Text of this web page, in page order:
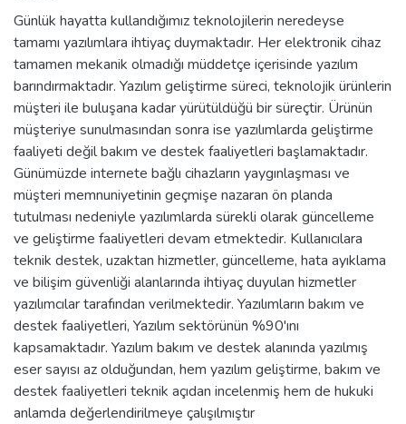
Günlük hayatta kullandığımız teknolojilerin neredeyse
tamamı yazılımlara ihtiyaç duymaktadır. Her elektronik cihaz
tamamen mekanik olmadığı müddetçe içerisinde yazılım
barındırmaktadır. Yazılım geliştirme süreci, teknolojik ürünlerin
müşteri ile buluşana kadar yürütüldüğü bir süreçtir. Ürünün
müşteriye sunulmasından sonra ise yazılımlarda geliştirme
faaliyeti değil bakım ve destek faaliyetleri başlamaktadır.
Günümüzde internete bağlı cihazların yaygınlaşması ve
müşteri memnuniyetinin geçmişe nazaran ön planda
tutulması nedeniyle yazılımlarda sürekli olarak güncelleme
ve geliştirme faaliyetleri devam etmektedir. Kullanıcılara
teknik destek, uzaktan hizmetler, güncelleme, hata ayıklama
ve bilişim güvenliği alanlarında ihtiyaç duyulan hizmetler
yazılımcılar tarafından verilmektedir. Yazılımların bakım ve
destek faaliyetleri, Yazılım sektörünün %90'ını
kapsamaktadır. Yazılım bakım ve destek alanında yazılmış
eser sayısı az olduğundan, hem yazılım geliştirme, bakım ve
destek faaliyetleri teknik açıdan incelenmiş hem de hukuki
anlamda değerlendirilmeye çalışılmıştır